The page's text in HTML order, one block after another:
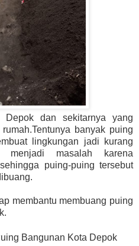
dan sekitarnya yang
banyak puing
lingkungan jadi kurang
menjadi masalah karena
puing-puing tersebut
membantu membuang puing
Bangunan Kota Depok